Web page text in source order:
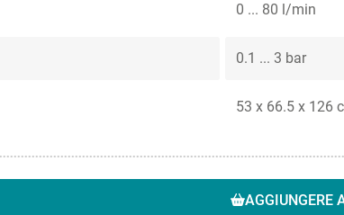
0 ... 80 l/min
0.1 ... 3 bar
53 x 66.5 x 126
AGGIUNGERE